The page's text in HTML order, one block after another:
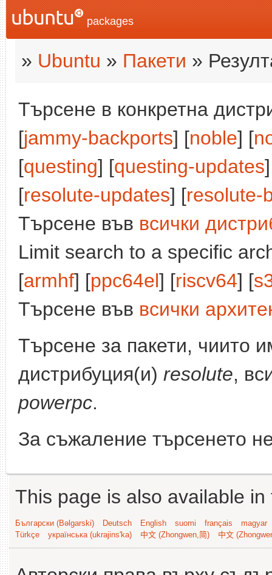
packages
» Ubuntu » Пакети »
Търсене в конкретна
[jammy-backports] [noble] [
[questing] [questing-updates
[resolute-updates] [resolute-
Търсене във всички
Limit search to a specific
[armhf] [ppc64el] [riscv64] [
Търсене във всички
Търсене за пакети, чиито
дистрибуция(и) resolute,
powerpc.
За съжаление търсенето
This page is also available
Български (Bəlgarski) Deutsch English suomi français
magyar
Türkçe
українська (ukrajins'ka) 中文 (Zhongwen,简) 中文